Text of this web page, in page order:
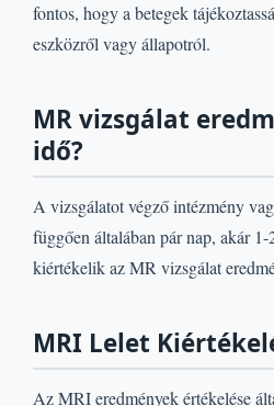
fontos, hogy a betegek
eszközről vagy állapotról.
MR vizsgálat
idő?
A vizsgálatot végző intézmény
függően általában pár nap, akár
kiértékelik az MR vizsgálat
MRI Lelet
Az MRI eredmények értékelése